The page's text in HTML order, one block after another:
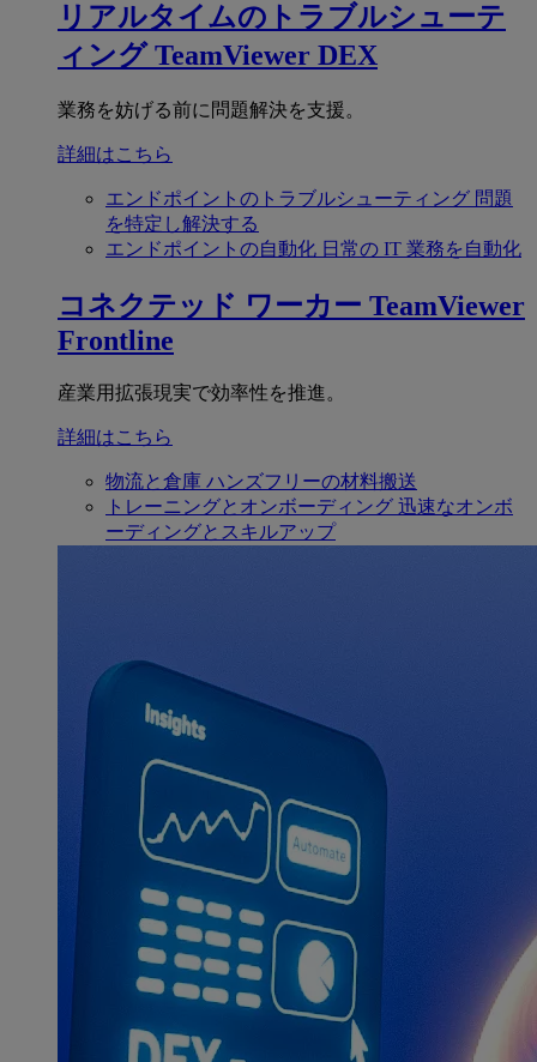
リアルタイムのトラブルシューテ
ィング TeamViewer DEX
業務を妨げる前に問題解決を支援。
詳細はこちら
エンドポイントのトラブルシューティング 問題
を特定し解決する
エンドポイントの自動化 日常の IT 業務を自動化
コネクテッド ワーカー TeamViewer
Frontline
産業用拡張現実で効率性を推進。
詳細はこちら
物流と倉庫 ハンズフリーの材料搬送
トレーニングとオンボーディング 迅速なオンボ
ーディングとスキルアップ